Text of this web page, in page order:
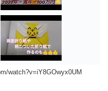
watch?v=iY8GOwyx0UM